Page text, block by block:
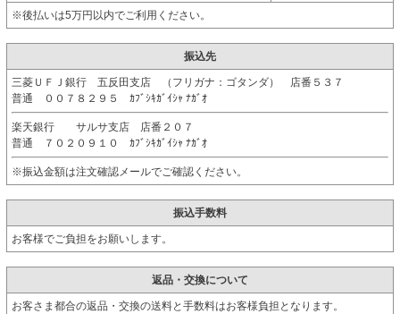
※後払いは5万円以内でご利用ください。
振込先
三菱ＵＦＪ銀行 五反田支店 （フリガナ：ゴタンダ） 店番５３７
普通 ００７８２９５ ｶﾌﾞｼｷｶﾞｲｼｬ ﾅｶﾞｵ
楽天銀行 サルサ支店 店番２０７
普通 ７０２０９１０ ｶﾌﾞｼｷｶﾞｲｼｬ ﾅｶﾞｵ
※振込金額は注文確認メールでご確認ください。
振込手数料
お客様でご負担をお願いします。
返品・交換について
お客さま都合の返品・交換の送料と手数料はお客様負担となります。